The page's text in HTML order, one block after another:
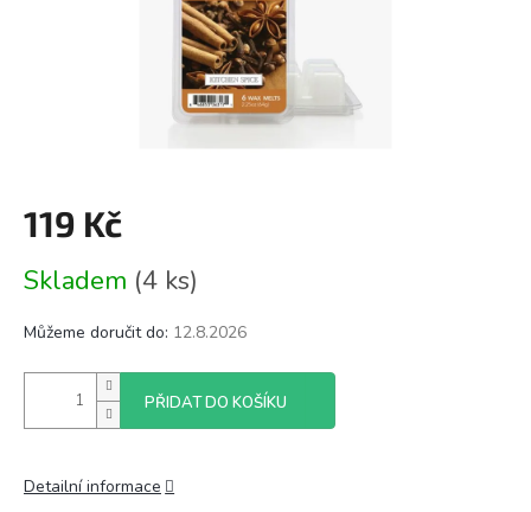
119 Kč
cena:
Skladem (4 ks)
Můžeme doručit do: 12.8.2026
PŘIDAT DO KOŠÍKU
Detailní informace